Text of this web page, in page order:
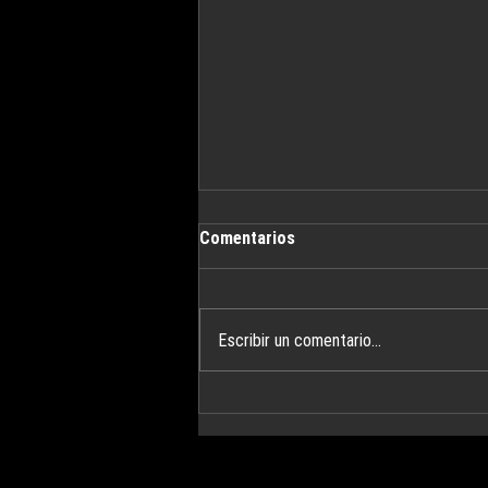
ASOCIACIÓN MANOS DE AYUDA
Comentarios
Escribir un comentario...